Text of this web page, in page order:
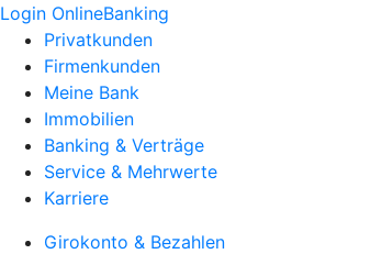
Login OnlineBanking
Privatkunden
Firmenkunden
Meine Bank
Immobilien
Banking & Verträge
Service & Mehrwerte
Karriere
Girokonto & Bezahlen